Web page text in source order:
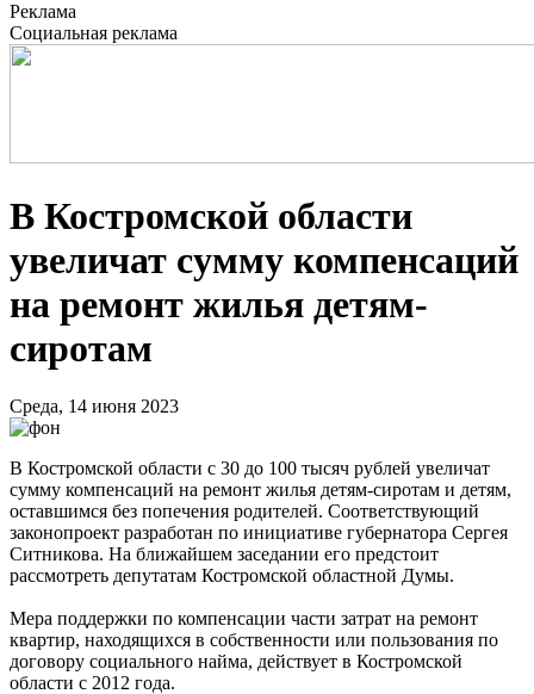
Реклама
Социальная реклама
В Костромской области
увеличат сумму компенсаций
на ремонт жилья детям-
сиротам
Среда, 14 июня 2023
В Костромской области с 30 до 100 тысяч рублей увеличат
сумму компенсаций на ремонт жилья детям-сиротам и детям,
оставшимся без попечения родителей. Соответствующий
законопроект разработан по инициативе губернатора Сергея
Ситникова. На ближайшем заседании его предстоит
рассмотреть депутатам Костромской областной Думы.
Мера поддержки по компенсации части затрат на ремонт
квартир, находящихся в собственности или пользования по
договору социального найма, действует в Костромской
области с 2012 года.